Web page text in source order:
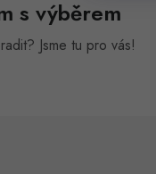
s výběrem
Jsme tu pro vás!